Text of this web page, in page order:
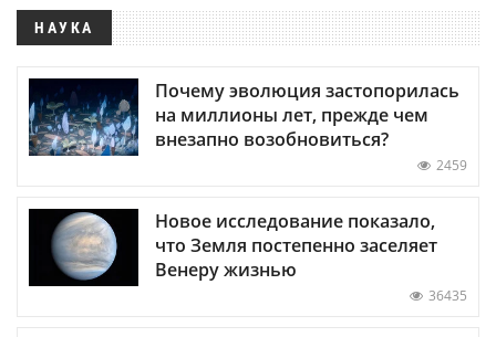
НАУКА
Почему эволюция застопорилась
на миллионы лет, прежде чем
внезапно возобновиться?
2459
Новое исследование показало,
что Земля постепенно заселяет
Венеру жизнью
36435